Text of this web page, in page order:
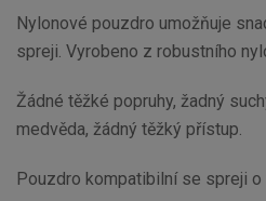
Nylonové pouzdro umožňuje
spreji. Vyrobeno z robustního
Žádné těžké popruhy, žadný
medvěda, žádný těžký přístup.
Pouzdro kompatibilní se spreji o